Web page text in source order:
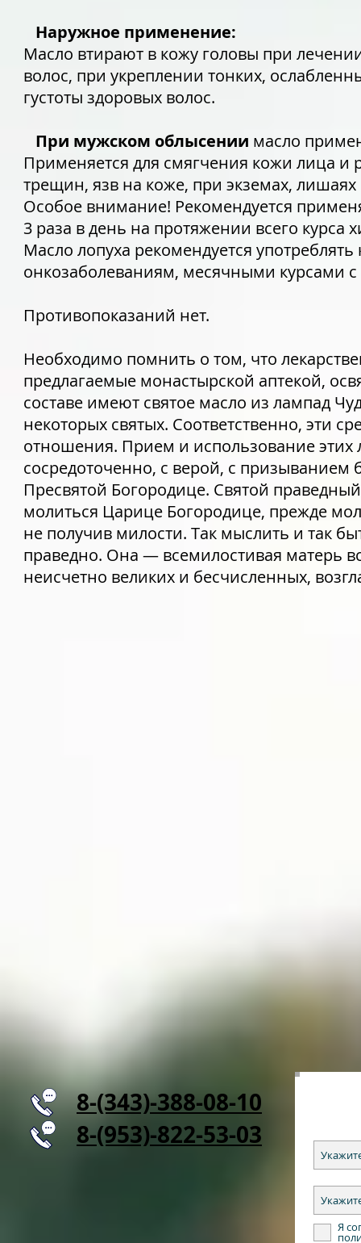
Наружное применение:
Масло втирают в кожу головы при
волос, при укреплении тонких,
густоты здоровых волос.
При мужском облысении масло
Применяется для смягчения кожи лица и
трещин, язв на коже, при экземах,
Особое внимание! Рекомендуется
3 раза в день на протяжении всего
Масло лопуха рекомендуется
онкозаболеваниям, месячными курсами
Противопоказаний нет.
Необходимо помнить о том, что
предлагаемые монастырской аптекой,
составе имеют святое масло из лампад
некоторых святых. Соответственно, эти
отношения. Прием и использование этих
сосредоточенно, с верой, с
Пресвятой Богородице. Святой
молиться Царице Богородице, прежде
не получив милости. Так мыслить и так
праведно. Она — всемилостивая матерь
неисчетно великих и бесчисленных,
8-(343)-388-08-10
8-(953)-822-53-03
Я